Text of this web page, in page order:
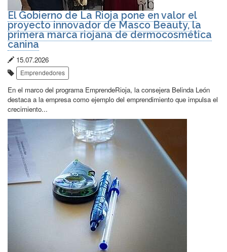
El Gobierno de La Rioja pone en valor el
proyecto innovador de Masco Beauty, la
primera marca riojana de dermocosmética
canina
Fecha
de
publicación:
15.07.2026
Etiquetas:
Emprendedores
En el marco del programa EmprendeRioja, la consejera Belinda León
destaca a la empresa como ejemplo del emprendimiento que impulsa el
crecimiento...